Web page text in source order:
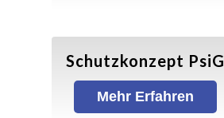
Schutzkonzept PsiG
Mehr Erfahren